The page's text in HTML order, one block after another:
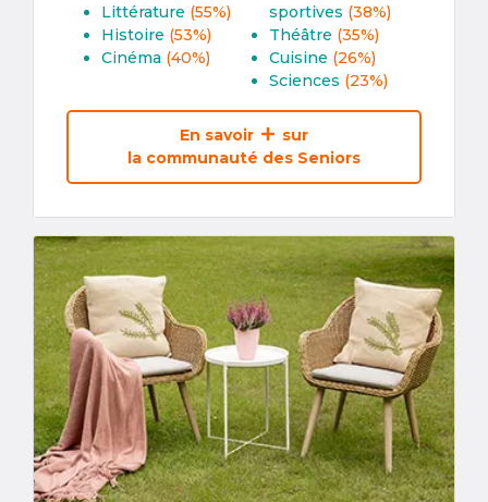
Littérature (55%)
Histoire (53%)
Cinéma (40%)
sportives (38%)
Théâtre (35%)
Cuisine (26%)
Sciences (23%)
En savoir
sur
la communauté des Seniors